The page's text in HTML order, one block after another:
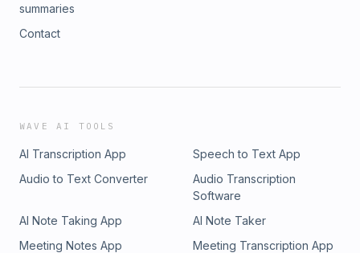
summaries
Contact
WAVE AI TOOLS
AI Transcription App
Speech to Text App
Audio to Text Converter
Audio Transcription
Software
AI Note Taking App
AI Note Taker
Meeting Notes App
Meeting Transcription App